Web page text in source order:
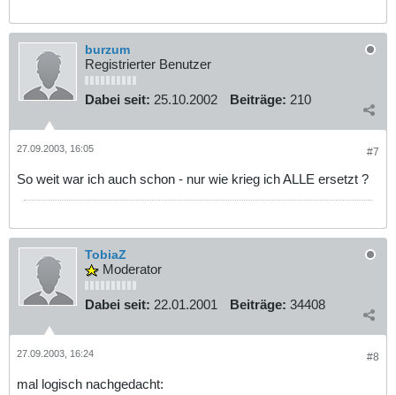
burzum
Registrierter Benutzer
Dabei seit: 25.10.2002 Beiträge: 210
#7
27.09.2003, 16:05
So weit war ich auch schon - nur wie krieg ich ALLE ersetzt ?
TobiaZ
Moderator
Dabei seit: 22.01.2001 Beiträge: 34408
#8
27.09.2003, 16:24
mal logisch nachgedacht: